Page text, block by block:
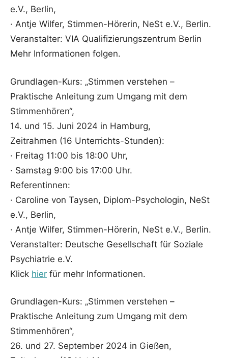
e.V., Berlin,
· Antje Wilfer, Stimmen-Hörerin, NeSt e.V., Berlin.
Veranstalter: VIA Qualifizierungszentrum Berlin
Mehr Informationen folgen.
Grundlagen-Kurs: „Stimmen verstehen –
Praktische Anleitung zum Umgang mit dem
Stimmenhören“,
14. und 15. Juni 2024 in Hamburg,
Zeitrahmen (16 Unterrichts-Stunden):
· Freitag 11:00 bis 18:00 Uhr,
· Samstag 9:00 bis 17:00 Uhr.
Referentinnen:
· Caroline von Taysen, Diplom-Psychologin, NeSt
e.V., Berlin,
· Antje Wilfer, Stimmen-Hörerin, NeSt e.V., Berlin.
Veranstalter: Deutsche Gesellschaft für Soziale
Psychiatrie e.V.
Klick hier für mehr Informationen.
Grundlagen-Kurs: „Stimmen verstehen –
Praktische Anleitung zum Umgang mit dem
Stimmenhören“,
26. und 27. September 2024 in Gießen,